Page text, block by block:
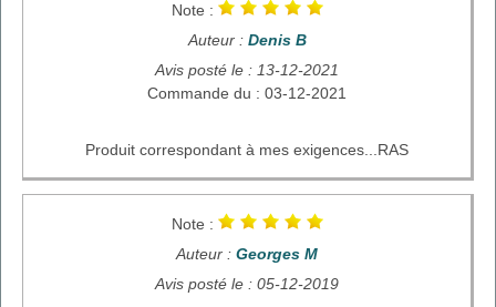
Note :
Auteur : Denis B
Avis posté le : 13-12-2021
Commande du : 03-12-2021
Produit correspondant à mes exigences...RAS
Note :
Auteur : Georges M
Avis posté le : 05-12-2019